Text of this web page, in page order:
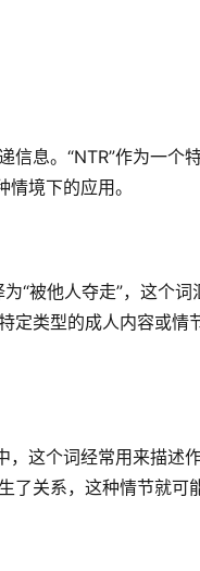
信息。“NTR”作为一个
境下的应用。
“被他人夺走”，这个词
类型的成人内容或情节
，这个词经常用来描述
了关系，这种情节就可